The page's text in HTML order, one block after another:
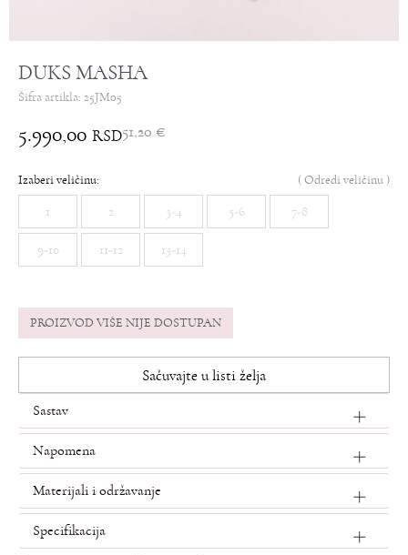
DUKS MASHA
Šifra artikla: 25JM05
5.990,00 RSD51,20 €
Izaberi veličinu: (Odredi veličinu )
1 2 3-4 5-6 7-8
9-10 11-12 13-14
PROIZVOD VIŠE NIJE DOSTUPAN
Sačuvajte u listi želja
Sastav
Napomena
Materijali i održavanje
Specifikacija